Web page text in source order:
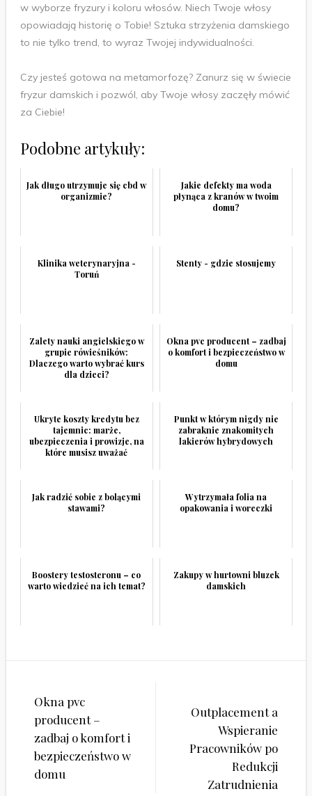
w wyborze fryzury i koloru włosów. Niech Twoje włosy
opowiadają historię o Tobie! Sztuka strzyżenia damskiego
to nie tylko trend, to wyraz Twojej indywidualności.
Czy jesteś gotowa na metamorfozę? Zanurz się w świecie
fryzur damskich i pozwól, aby Twoje włosy zaczęły mówić
za Ciebie!
Podobne artykuły:
Jak długo utrzymuje się cbd w
organizmie?
Jakie defekty ma woda
płynąca z kranów w twoim
domu?
Klinika weterynaryjna -
Toruń
Stenty - gdzie stosujemy
Zalety nauki angielskiego w
grupie rówieśników:
Dlaczego warto wybrać kurs
dla dzieci?
Okna pvc producent – zadbaj
o komfort i bezpieczeństwo w
domu
Ukryte koszty kredytu bez
tajemnic: marże,
ubezpieczenia i prowizje, na
które musisz uważać
Punkt w którym nigdy nie
zabraknie znakomitych
lakierów hybrydowych
Jak radzić sobie z bolącymi
stawami?
Wytrzymała folia na
opakowania i woreczki
Boostery testosteronu – co
warto wiedzieć na ich temat?
Zakupy w hurtowni bluzek
damskich
Nawigacja
wpisu
Okna pvc
producent –
zadbaj o komfort i
bezpieczeństwo w
domu
Outplacement a
Wspieranie
Pracowników po
Redukcji
Zatrudnienia